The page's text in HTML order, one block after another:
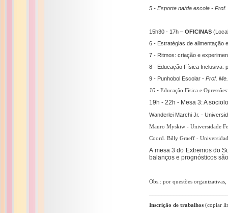
5 - Esporte na/da escola - Prof.
15h30 - 17h – OFICINAS
6 - Estratégias de alimentação
7 - Ritmos: criação e
8 - Educação Física Inclusiva:
9 - Punhobol Escolar - Prof.
10 - Educação Física e
19h - 22h - Mesa 3: A
​Wanderlei Marchi Jr. -
Mauro Myskiw - Universidade
Coord. Billy Graeff -
A mesa 3 do Extremos do
balanços e prognósticos
Obs.: por questões
Inscrição de trabalhos (copiar